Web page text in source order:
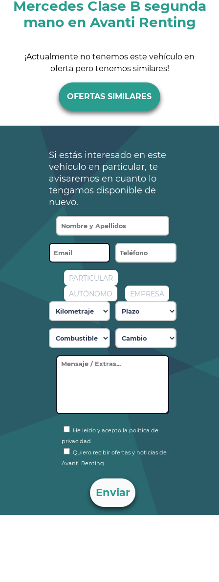
Mercedes Clase B segunda
mano en Avanti Renting
¡Actualmente no tenemos este vehículo en
oferta pero tenemos similares!
OFERTAS SIMILARES
Si estás interesado en este
vehículo en particular, te
avisaremos en cuanto lo
tengamos disponible de
nuevo.
PARTICULAR
AUTÓNOMO
EMPRESA
He leído y acepto la política de
privacidad.
Quiero recibir ofertas y noticias de
Avanti Renting.